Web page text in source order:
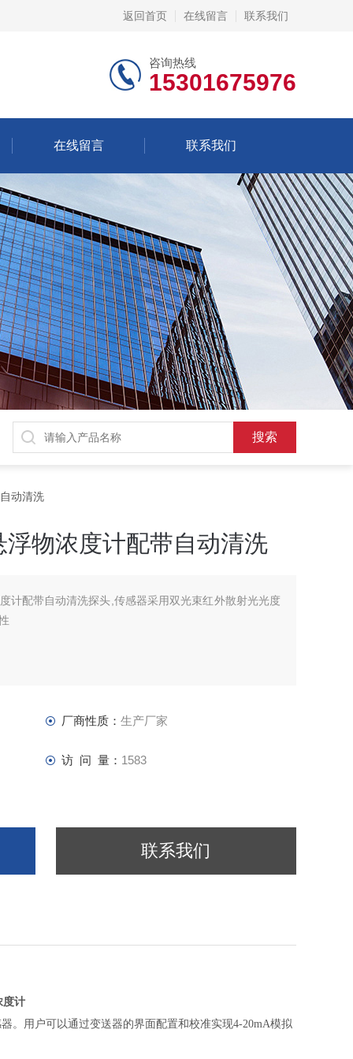
返回首页 在线留言 联系我们
咨询热线
15301675976
在线留言 联系我们
动清洗
物浓度计配带自动清洗
计配带自动清洗探头,传感器采用双光束红外散射光光度
厂商性质： 生产厂家
访 问 量： 1583
联系我们
度计
。用户可以通过变送器的界面配置和校准实现4-20mA模拟